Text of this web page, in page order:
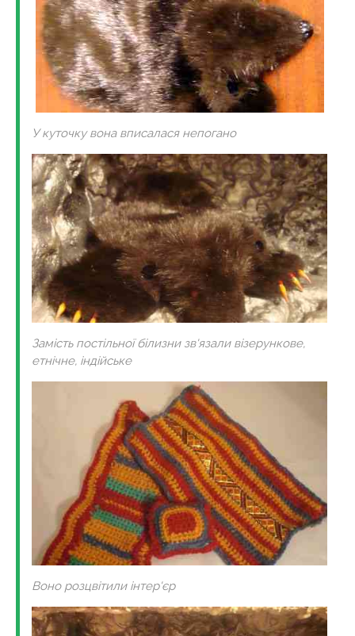
У куточку вона вписалася непогано
Замість постільної білизни зв'язали візерункове,
етнічне, індійське
Воно розцвітили інтер'єр